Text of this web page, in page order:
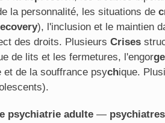
la personnalité, les situations de
), l'inclusion et le maintien
des droits. Plusieurs Crises
de lits et les fermetures, l'engor
et de la souffrance psychique.
psychiatrie adulte — psychiatres